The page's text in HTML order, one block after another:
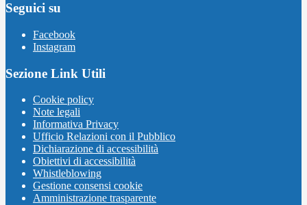
Seguici su
Facebook
Instagram
Sezione Link Utili
Cookie policy
Note legali
Informativa Privacy
Ufficio Relazioni con il Pubblico
Dichiarazione di accessibilità
Obiettivi di accessibilità
Whistleblowing
Gestione consensi cookie
Amministrazione trasparente